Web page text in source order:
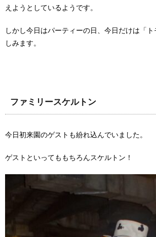
えようとしているようです。
しかし今日はパーティーの日、今日だけは「
しみます。
ファミリースケルトン
今日初来園のゲストも紛れ込んでいました。
ゲストといってももちろんスケルトン！